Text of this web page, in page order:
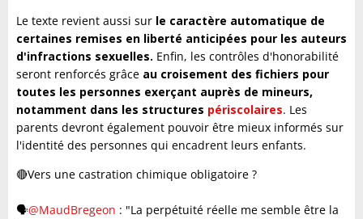
Le texte revient aussi sur le caractère automatique de
certaines remises en liberté anticipées pour les auteurs
d'infractions sexuelles. Enfin, les contrôles d'honorabilité
seront renforcés grâce au croisement des fichiers pour
toutes les personnes exerçant auprès de mineurs,
notamment dans les structures périscolaires. Les
parents devront également pouvoir être mieux informés sur
l'identité des personnes qui encadrent leurs enfants.
🔴Vers une castration chimique obligatoire ?
🗣️@MaudBregeon : "La perpétuité réelle me semble être la